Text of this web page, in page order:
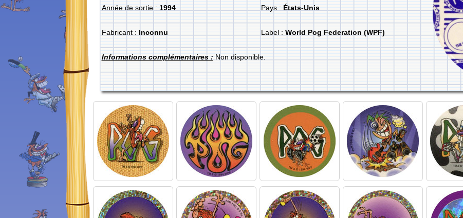
Année de sortie : 1994 Pays : États-Unis
Fabricant : Inconnu Label : World Pog Federation (WPF)
Informations complémentaires : Non disponible.